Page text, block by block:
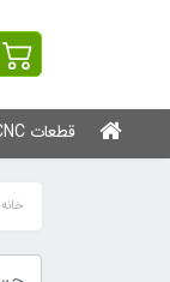
قطعات CNC
خانه